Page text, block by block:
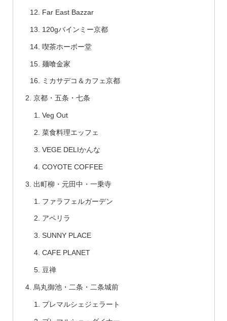
Far East Bazzar
120gバインミー京都
喫茶ホーボー堂
麺喰金家
ミカサデコ＆カフェ京都
京都・五条・七条
Veg Out
菜食料理エッフェ
VEGE DELIかんな
COYOTE COFFEE
出町柳・元田中・一乗寺
ファラフェルガーデン
アペリラ
SUNNY PLACE
CAFE PLANET
豆禅
烏丸御池・二条・二条城前
プレマルシェジェラート